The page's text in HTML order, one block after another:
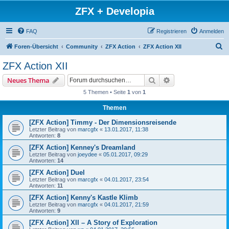
ZFX + Developia
FAQ Anmelden
Registrieren
Foren-Übersicht Community ZFX Action ZFX Action XII
ZFX Action XII
Neues Thema Suche
5 Themen • Seite 1 von 1
Themen
[ZFX Action] Timmy - Der Dimensionsreisende
Letzter Beitrag von marcgfx « 13.01.2017, 11:38
Antworten: 8
[ZFX Action] Kenney's Dreamland
Letzter Beitrag von joeydee « 05.01.2017, 09:29
Antworten: 14
[ZFX Action] Duel
Letzter Beitrag von marcgfx « 04.01.2017, 23:54
Antworten: 11
[ZFX Action] Kenny's Kastle Klimb
Letzter Beitrag von marcgfx « 04.01.2017, 21:59
Antworten: 9
[ZFX Action] XII – A Story of Exploration